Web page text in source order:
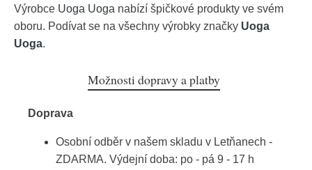
Výrobce Uoga Uoga nabízí špičkové produkty ve svém
oboru. Podívat se na všechny výrobky značky Uoga
Uoga.
Možnosti dopravy a platby
Doprava
Osobní odběr v našem skladu v Letňanech -
ZDARMA. Výdejní doba: po - pá 9 - 17 h